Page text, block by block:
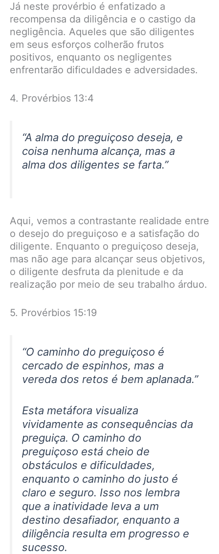
Já neste provérbio é enfatizado a
recompensa da diligência e o castigo da
negligência. Aqueles que são diligentes
em seus esforços colherão frutos
positivos, enquanto os negligentes
enfrentarão dificuldades e adversidades.
4. Provérbios 13:4
“A alma do preguiçoso deseja, e
coisa nenhuma alcança, mas a
alma dos diligentes se farta.”
Aqui, vemos a contrastante realidade entre
o desejo do preguiçoso e a satisfação do
diligente. Enquanto o preguiçoso deseja,
mas não age para alcançar seus objetivos,
o diligente desfruta da plenitude e da
realização por meio de seu trabalho árduo.
5. Provérbios 15:19
“O caminho do preguiçoso é
cercado de espinhos, mas a
vereda dos retos é bem aplanada.”
Esta metáfora visualiza
vividamente as consequências da
preguiça. O caminho do
preguiçoso está cheio de
obstáculos e dificuldades,
enquanto o caminho do justo é
claro e seguro. Isso nos lembra
que a inatividade leva a um
destino desafiador, enquanto a
diligência resulta em progresso e
sucesso.